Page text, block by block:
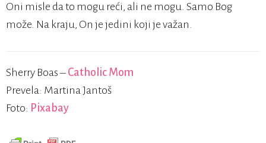
Oni misle da to mogu reći, ali ne mogu. Samo Bog
može. Na kraju, On je jedini koji je važan.
Sherry Boas – Catholic Mom
Prevela: Martina Jantoš
Foto: Pixabay